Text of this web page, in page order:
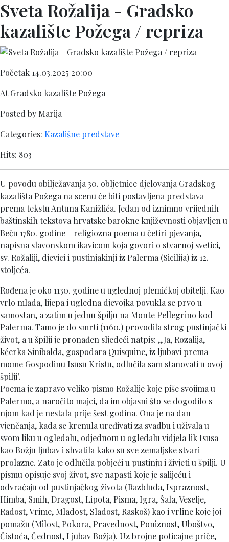
Sveta Rožalija - Gradsko
kazalište Požega / repriza
Početak 14.03.2025 20:00
At Gradsko kazalište Požega
Posted by Marija
Categories: Kazališne predstave
Hits: 803
U povodu obilježavanja 30. obljetnice djelovanja Gradskog
kazališta Požega na scenu će biti postavljena predstava
prema tekstu Antuna Kanižlića. Jedan od iznimno vrijednih
baštinskih tekstova hrvatske barokne književnosti objavljen u
Beču 1780. godine - religiozna poema u četiri pjevanja,
napisna slavonskom ikavicom koja govori o stvarnoj svetici,
sv. Rožaliji, djevici i pustinjakinji iz Palerma (Sicilija) iz 12.
stoljeća.
Rođena je oko 1130. godine u uglednoj plemićkoj obitelji. Kao
vrlo mlada, lijepa i ugledna djevojka povukla se prvo u
samostan, a zatim u jednu špilju na Monte Pellegrino kod
Palerma. Tamo je do smrti (1160.) provodila strog pustinjački
život, a u špilji je pronađen sljedeći natpis: „Ja, Rozalija,
kćerka Sinibalda, gospodara Quisquine, iz ljubavi prema
mome Gospodinu Isusu Kristu, odlučila sam stanovati u ovoj
špilji".
Poema je zapravo veliko pismo Rožalije koje piše svojima u
Palermo, a naročito majci, da im objasni što se dogodilo s
njom kad je nestala prije šest godina. Ona je na dan
vjenčanja, kada se krenula uređivati za svadbu i uživala u
svom liku u ogledalu, odjednom u ogledalu vidjela lik Isusa
kao Božju ljubav i shvatila kako su sve zemaljske stvari
prolazne. Zato je odlučila pobjeći u pustinju i živjeti u špilji. U
pismu opisuje svoj život, sve napasti koje je salijeću i
odvraćaju od pustinjačkog života (Razbluda, Ispraznost,
Himba, Smih, Dragost, Lipota, Pisma, Igra, Šala, Veselje,
Radost, Vrime, Mladost, Sladost, Raskoš) kao i vrline koje joj
pomažu (Milost, Pokora, Pravednost, Poniznost, Uboštvo,
Čistoća, Čednost, Ljubav Božja). Uz brojne poticajne priče,